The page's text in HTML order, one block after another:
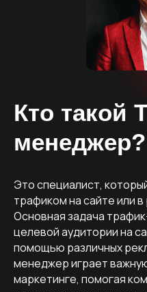
Кто такой
менеджер?
Это специалист,
трафиком на сайте или
Основная задача
целевой аудитории на
помощью различных
менеджер играет
маркетинге, помогая